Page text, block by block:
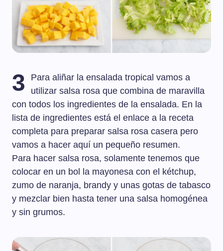
3
Para aliñar la ensalada tropical vamos a
utilizar salsa rosa que combina de maravilla
con todos los ingredientes de la ensalada. En la
lista de ingredientes está el enlace a la receta
completa para preparar salsa rosa casera pero
vamos a hacer aquí un pequeño resumen.
Para hacer salsa rosa, solamente tenemos que
colocar en un bol la mayonesa con el kétchup,
zumo de naranja, brandy y unas gotas de tabasco
y mezclar bien hasta tener una salsa homogénea
y sin grumos.